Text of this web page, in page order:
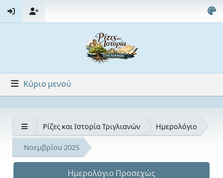
Κύριο μενού
Ρίζες και Ιστορία Τριγλιανών Ημερολόγιο
Νοεμβρίου 2025
Ημερολόγιο Προσεχώς